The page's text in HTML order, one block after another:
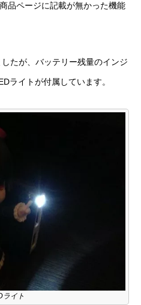
品ページに記載が無かった機能
たが、バッテリー残量のインジ
ライトが付属しています。
ライト